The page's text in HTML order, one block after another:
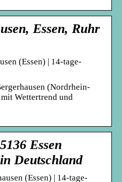
Essen, Ruhr
(Essen) | 14-tage-
(Nordrhein-
Wettertrend und
Essen
Deutschland
(Essen) | 14-tage-